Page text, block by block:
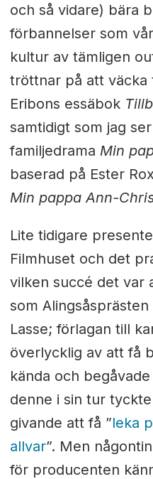
och så vidare) bära
förbannelser som
kultur av tämligen
tröttnar på att väcka
Eribons essäbok
samtidigt som jag
familjedrama Min
baserad på Ester
Min pappa Ann-
Lite tidigare
Filmhuset och det
vilken succé det var
som
Lasse; förlagan till
överlycklig av att få
kända och
denne i sin tur
givande att få ”leka
allvar”. Men
för producenten